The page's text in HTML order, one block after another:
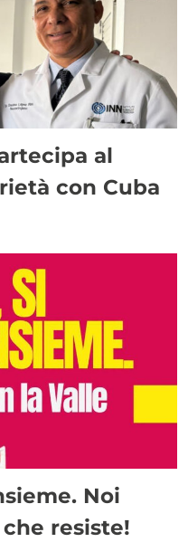
al
con Cuba
Noi
resiste!